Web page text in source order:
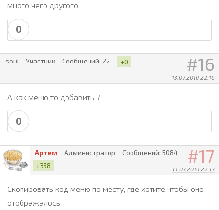
много чего другого.
0
16
13.07.2010 22:16
soul Участник Сообщений: 22 +0
А как меню то добавить ?
0
17
13.07.2010 22:17
Артем Администратор Сообщений: 5084
+358
Скопировать код меню по месту, где хотите чтобы оно
отображалось.